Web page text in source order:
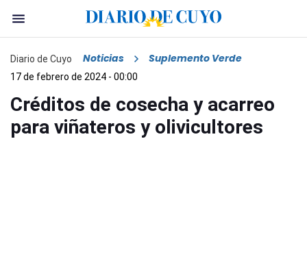
Diario de Cuyo Noticias Suplemento Verde
17 de febrero de 2024 - 00:00
Créditos de cosecha y acarreo
para viñateros y olivicultores